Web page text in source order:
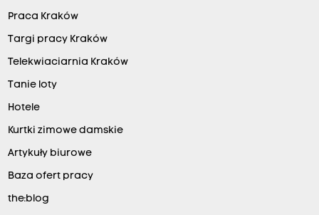
Praca Kraków
Targi pracy Kraków
Telekwiaciarnia Kraków
Tanie loty
Hotele
Kurtki zimowe damskie
Artykuły biurowe
Baza ofert pracy
the:blog